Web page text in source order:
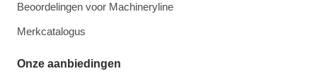
Beoordelingen voor Machineryline
Merkcatalogus
Onze aanbiedingen